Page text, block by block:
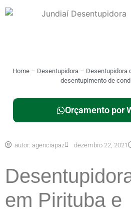
Home– Desentupidora– Desentupidora
desentupimento de
Orçamento por
autor: agenciapaz dezembro 22, 2021
em Pirituba e